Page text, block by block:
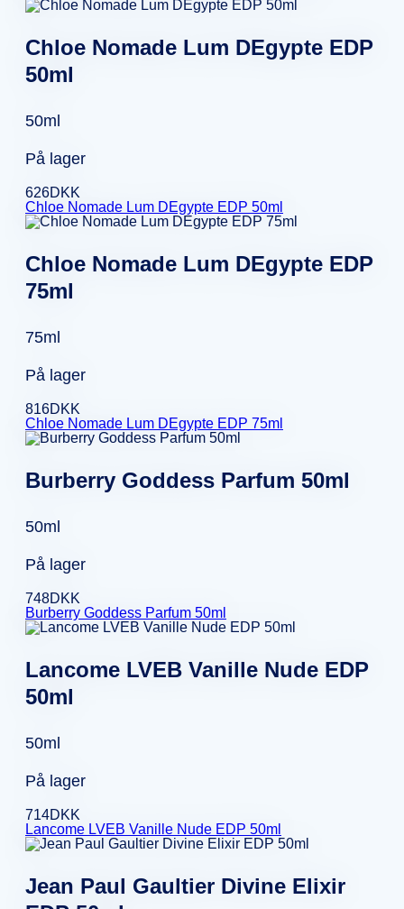
Chloe Nomade Lum DEgypte EDP
50ml
50ml
På lager
626DKK
Chloe Nomade Lum DEgypte EDP 50ml
Chloe Nomade Lum DEgypte EDP
75ml
75ml
På lager
816DKK
Chloe Nomade Lum DEgypte EDP 75ml
Burberry Goddess Parfum 50ml
50ml
På lager
748DKK
Burberry Goddess Parfum 50ml
Lancome LVEB Vanille Nude EDP
50ml
50ml
På lager
714DKK
Lancome LVEB Vanille Nude EDP 50ml
Jean Paul Gaultier Divine Elixir